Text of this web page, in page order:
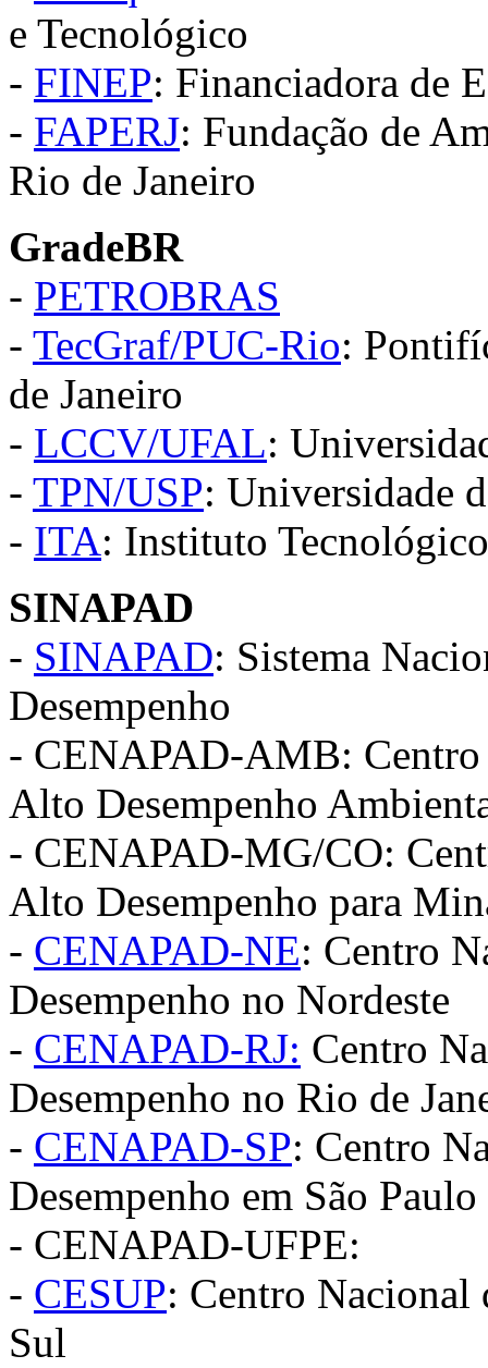
e Tecnológico
- FINEP: Financiadora de
- FAPERJ: Fundação de
Rio de Janeiro
GradeBR
- PETROBRAS
- TecGraf/PUC-Rio:
de Janeiro
- LCCV/UFAL:
- TPN/USP: Universidade
- ITA: Instituto
SINAPAD
- SINAPAD: Sistema
Desempenho
- CENAPAD-AMB: Centro
Alto Desempenho
- CENAPAD-MG/CO:
Alto Desempenho para
- CENAPAD-NE: Centro
Desempenho no Nordeste
- CENAPAD-RJ: Centro
Desempenho no Rio de
- CENAPAD-SP: Centro
Desempenho em São Paulo
- CENAPAD-UFPE:
- CESUP: Centro Nacional
Sul